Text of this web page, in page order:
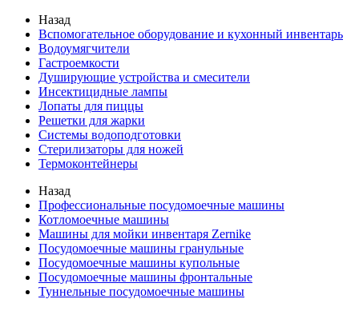
Назад
Вспомогательное оборудование и кухонный инвентарь
Водоумягчители
Гастроемкости
Душирующие устройства и смесители
Инсектицидные лампы
Лопаты для пиццы
Решетки для жарки
Системы водоподготовки
Стерилизаторы для ножей
Термоконтейнеры
Назад
Профессиональные посудомоечные машины
Котломоечные машины
Машины для мойки инвентаря Zernike
Посудомоечные машины гранульные
Посудомоечные машины купольные
Посудомоечные машины фронтальные
Туннельные посудомоечные машины